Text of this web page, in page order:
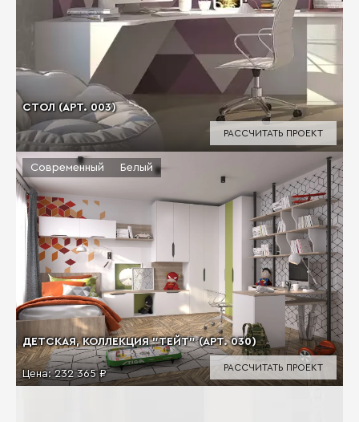
СТОЛ (АРТ. 003)
РАССЧИТАТЬ ПРОЕКТ
ДЕТСКАЯ, КОЛЛЕКЦИЯ "ТЕЙТ" (АРТ. 030)
Цена:232 365 ₽
Современный Белый
РАССЧИТАТЬ ПРОЕКТ